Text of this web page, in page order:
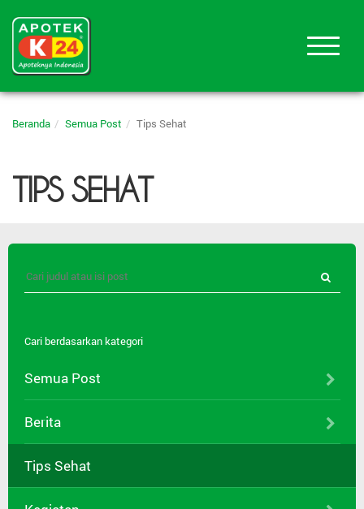
Beranda Semua Post Tips Sehat
TIPS SEHAT
Cari berdasarkan kategori
Semua Post
Berita
Tips Sehat